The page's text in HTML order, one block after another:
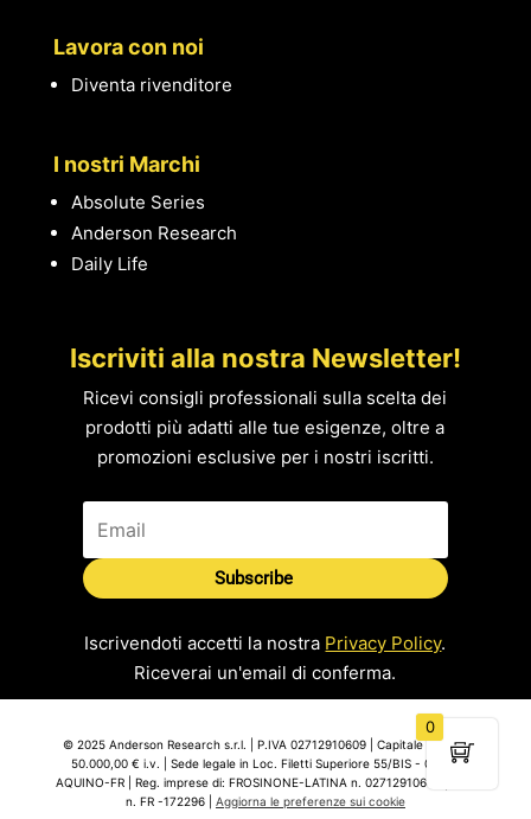
Lavora con noi
Diventa rivenditore
I nostri Marchi
Absolute Series
Anderson Research
Daily Life
Iscriviti alla nostra Newsletter!
Ricevi consigli professionali sulla scelta dei
prodotti più adatti alle tue esigenze, oltre a
promozioni esclusive per i nostri iscritti.
Subscribe
Iscrivendoti accetti la nostra Privacy Policy.
Riceverai un'email di conferma.
© 2025 Anderson Research s.r.l. | P.IVA 02712910609 | Capitale Sociale
50.000,00 € i.v. | Sede legale in Loc. Filetti Superiore 55/BIS - 03031
AQUINO-FR | Reg. imprese di: FROSINONE-LATINA n. 02712910609 | REA
n. FR -172296 | Aggiorna le preferenze sui cookie
0